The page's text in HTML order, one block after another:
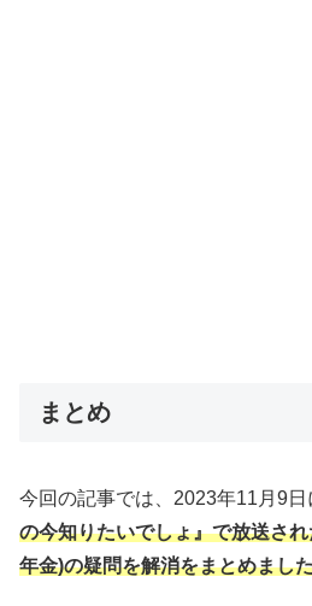
まとめ
今回の記事では、2023年11月9日
の今知りたいでしょ』で放送さ
年金)の疑問を解消をまとめまし